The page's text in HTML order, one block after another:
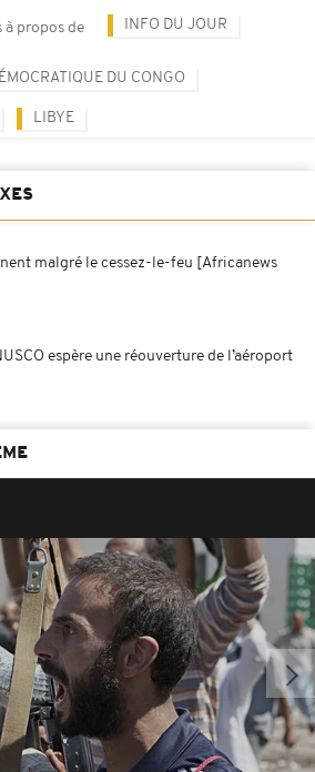
propos de INFO DU JOUR
DU CONGO
LIBYE
malgré le cessez-le-feu [Africanews
espère une réouverture de l’aéroport